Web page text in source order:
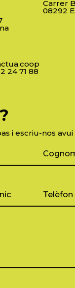
24 71 88
Carrer
08292
i escriu-nos avui